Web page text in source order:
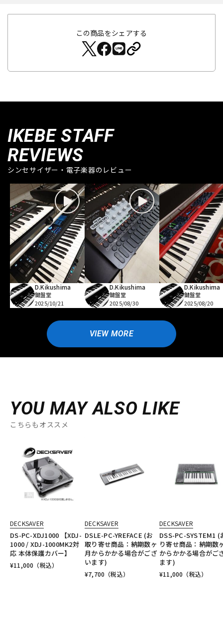
この商品をシェアする
IKEBE STAFF
REVIEWS
シンセサイザー・電子楽器のレビュー
D.Kikushima
鍵盤堂
2025/10/21
D.Kikushima
鍵盤堂
2025/08/30
D.Kikushima
鍵盤堂
2025/08/20
VIEW MORE
YOU MAY ALSO LIKE
こちらもオススメ
DECKSAVER
DS-PC-XDJ1000 【XDJ-
1000 / XDJ-1000MK2対
応 本体保護カバー】
¥11,000 （税込）
DECKSAVER
DSLE-PC-YREFACE (お
取り寄せ商品：納期数ヶ
月からかかる場合がござ
います)
¥7,700 （税込）
DECKSAVER
DSS-PC-SYSTEM1 (
り寄せ商品：納期数
からかかる場合がご
ます)
¥11,000 （税込）